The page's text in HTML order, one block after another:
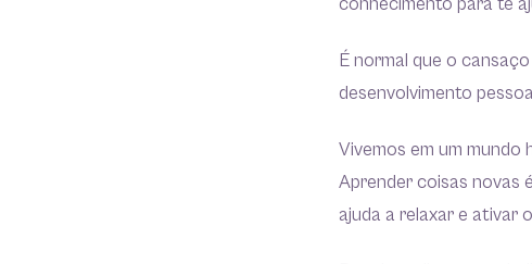
conhecimento para te
É normal que o
desenvolvimento
Vivemos em um
Aprender coisas novas
ajuda a relaxar e ativar